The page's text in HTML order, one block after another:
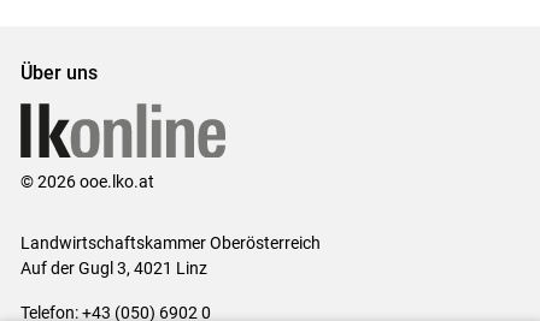
Über uns
© 2026 ooe.lko.at
Landwirtschaftskammer Oberösterreich
Auf der Gugl 3, 4021 Linz
Telefon: +43 (050) 6902 0